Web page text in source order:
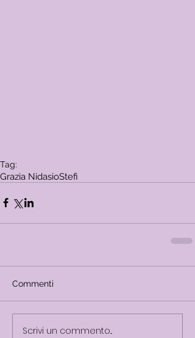
Tag:
Grazia NidasioStefi
Commenti
Scrivi un commento...